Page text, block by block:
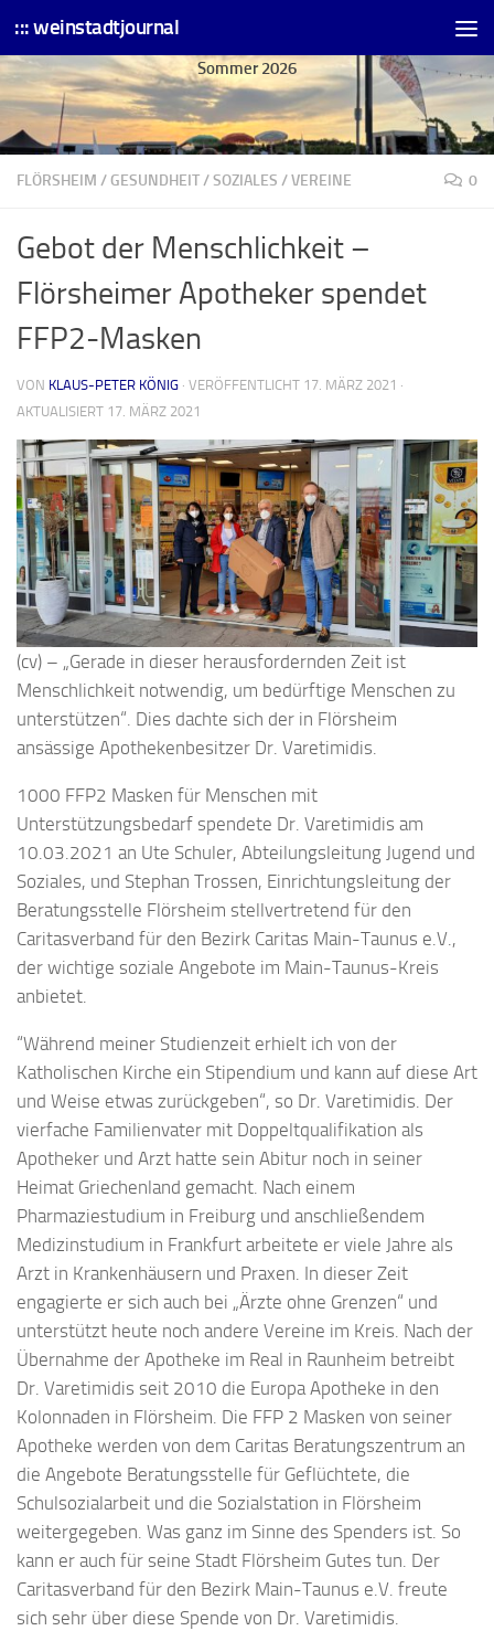
Skip to content
::: weinstadtjournal
Sommer 2026
FLÖRSHEIM / GESUNDHEIT/SOZIALES /VEREINE 0
Gebot der Menschlichkeit –
Flörsheimer Apotheker spendet
FFP2-Masken
VON KLAUS-PETER KÖNIG · VERÖFFENTLICHT 17. MÄRZ 2021 ·
AKTUALISIERT 17. MÄRZ 2021
(cv) – „Gerade in dieser herausfordernden Zeit ist
Menschlichkeit notwendig, um bedürftige Menschen zu
unterstützen“. Dies dachte sich der in Flörsheim
ansässige Apothekenbesitzer Dr. Varetimidis.
1000 FFP2 Masken für Menschen mit
Unterstützungsbedarf spendete Dr. Varetimidis am
10.03.2021 an Ute Schuler, Abteilungsleitung Jugend und
Soziales, und Stephan Trossen, Einrichtungsleitung der
Beratungsstelle Flörsheim stellvertretend für den
Caritasverband für den Bezirk Caritas Main-Taunus e.V.,
der wichtige soziale Angebote im Main-Taunus-Kreis
anbietet.
“Während meiner Studienzeit erhielt ich von der
Katholischen Kirche ein Stipendium und kann auf diese Art
und Weise etwas zurückgeben“, so Dr. Varetimidis. Der
vierfache Familienvater mit Doppeltqualifikation als
Apotheker und Arzt hatte sein Abitur noch in seiner
Heimat Griechenland gemacht. Nach einem
Pharmaziestudium in Freiburg und anschließendem
Medizinstudium in Frankfurt arbeitete er viele Jahre als
Arzt in Krankenhäusern und Praxen. In dieser Zeit
engagierte er sich auch bei „Ärzte ohne Grenzen“ und
unterstützt heute noch andere Vereine im Kreis. Nach der
Übernahme der Apotheke im Real in Raunheim betreibt
Dr. Varetimidis seit 2010 die Europa Apotheke in den
Kolonnaden in Flörsheim. Die FFP 2 Masken von seiner
Apotheke werden von dem Caritas Beratungszentrum an
die Angebote Beratungsstelle für Geflüchtete, die
Schulsozialarbeit und die Sozialstation in Flörsheim
weitergegeben. Was ganz im Sinne des Spenders ist. So
kann er auch für seine Stadt Flörsheim Gutes tun. Der
Caritasverband für den Bezirk Main-Taunus e.V. freute
sich sehr über diese Spende von Dr. Varetimidis.